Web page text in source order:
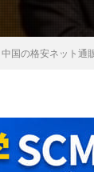
中国の格安ネット通